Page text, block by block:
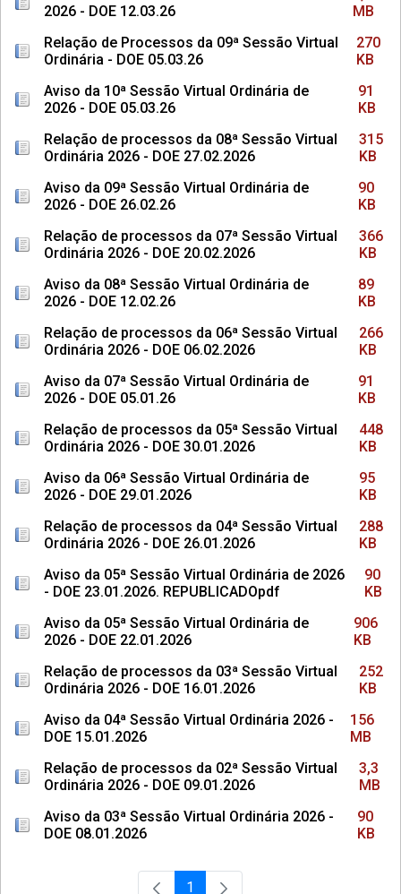
2026 - DOE 12.03.26
MB
Relação de Processos da 09ª Sessão Virtual
Ordinária - DOE 05.03.26
270
KB
Aviso da 10ª Sessão Virtual Ordinária de
2026 - DOE 05.03.26
91
KB
Relação de processos da 08ª Sessão Virtual
Ordinária 2026 - DOE 27.02.2026
315
KB
Aviso da 09ª Sessão Virtual Ordinária de
2026 - DOE 26.02.26
90
KB
Relação de processos da 07ª Sessão Virtual
Ordinária 2026 - DOE 20.02.2026
366
KB
Aviso da 08ª Sessão Virtual Ordinária de
2026 - DOE 12.02.26
89
KB
Relação de processos da 06ª Sessão Virtual
Ordinária 2026 - DOE 06.02.2026
266
KB
Aviso da 07ª Sessão Virtual Ordinária de
2026 - DOE 05.01.26
91
KB
Relação de processos da 05ª Sessão Virtual
Ordinária 2026 - DOE 30.01.2026
448
KB
Aviso da 06ª Sessão Virtual Ordinária de
2026 - DOE 29.01.2026
95
KB
Relação de processos da 04ª Sessão Virtual
Ordinária 2026 - DOE 26.01.2026
288
KB
Aviso da 05ª Sessão Virtual Ordinária de 2026
- DOE 23.01.2026. REPUBLICADOpdf
90
KB
Aviso da 05ª Sessão Virtual Ordinária de
2026 - DOE 22.01.2026
906
KB
Relação de processos da 03ª Sessão Virtual
Ordinária 2026 - DOE 16.01.2026
252
KB
Aviso da 04ª Sessão Virtual Ordinária 2026 -
DOE 15.01.2026
156
MB
Relação de processos da 02ª Sessão Virtual
Ordinária 2026 - DOE 09.01.2026
3,3
MB
Aviso da 03ª Sessão Virtual Ordinária 2026 -
DOE 08.01.2026
90
KB
1